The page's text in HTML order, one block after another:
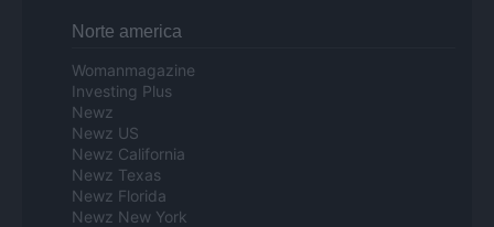
Norte america
Womanmagazine
Investing Plus
Newz
Newz US
Newz California
Newz Texas
Newz Florida
Newz New York